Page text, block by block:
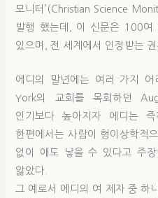
모니터’(Christian Science
발행 했는데, 이 신문은 100여
있으며, 전 세계에서 인정받는 권
에디의 말년에는 여러 가지
York의 교회를 목회하던
인기보다 높아지자 에디는
한편에서는 사람이 형이상학적
없이 애도 낳을 수 있다고 주
앓았다.
그 예로서 에디의 여 제자 중